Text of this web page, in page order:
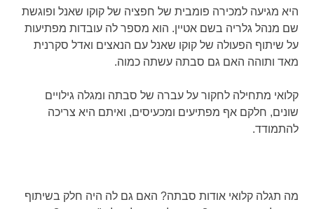
היא מגיעה למכירה פומבית של חפציה של קוקו שאנל ופוגשת
שם מנהל גלריה בשם אטיין. הוא מספר לה עובדות מפתיעות
על שיתוף הפעולה של קוקו שאנל עם הנאצים ואדל סקרנית
מאד ותוהה האם גם סבתה עשתה כמוה.
קלואי מתחילה לחקור על עברה של סבתה ומגלה גילויים
שונים, חלקם אף מפתיעים ומכעיסים, ואיתם היא צריכה
להתמודד.
מה תגלה קלואי אודות סבתה? האם גם לה היה חלק בשיתוף